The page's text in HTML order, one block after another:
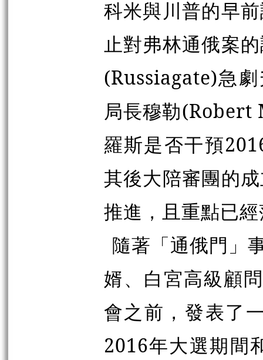
科米與川普的早
止對弗林通俄案
(Russiagate)急
局長穆勒(Robert
羅斯是否干預
其後大陪審團的
推進，且重點已
隨著「通俄門」
婿、白宮高級顧
會之前，發表了
2016年大選期間